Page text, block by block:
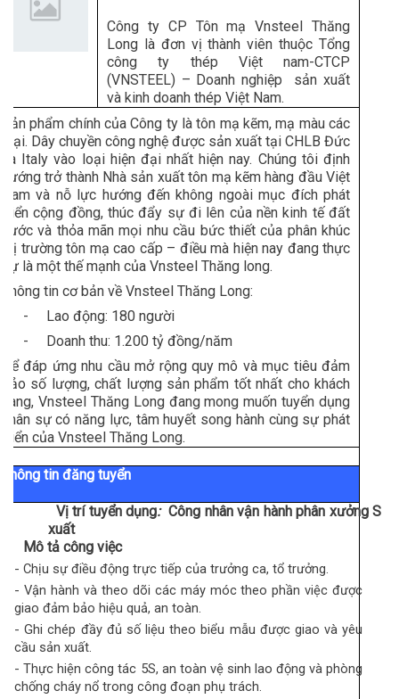
Công ty CP Tôn mạ Vnsteel Thăng
Long là đơn vị thành viên thuộc Tổng
công ty thép Việt nam-CTCP
(VNSTEEL) – Doanh nghiệp sản xuất
và kinh doanh thép Việt Nam.
Sản phẩm chính của Công ty là tôn mạ kẽm, mạ màu các
loại. Dây chuyền công nghệ được sản xuất tại CHLB Đức
và Italy vào loại hiện đại nhất hiện nay. Chúng tôi định
hướng trở thành Nhà sản xuất tôn mạ kẽm hàng đầu Việt
Nam và nỗ lực hướng đến không ngoài mục đích phát
triển cộng đồng, thúc đẩy sự đi lên của nền kinh tế đất
nước và thỏa mãn mọi nhu cầu bức thiết của phân khúc
thị trường tôn mạ cao cấp – điều mà hiện nay đang thực
sự là một thế mạnh của Vnsteel Thăng long.
Thông tin cơ bản về Vnsteel Thăng Long:
-
Lao động: 180 người
-
Doanh thu: 1.200 tỷ đồng/năm
Để đáp ứng nhu cầu mở rộng quy mô và mục tiêu đảm
bảo số lượng, chất lượng sản phẩm tốt nhất cho khách
hàng, Vnsteel Thăng Long đang mong muốn tuyển dụng
nhân sự có năng lực, tâm huyết song hành cùng sự phát
triển của Vnsteel Thăng Long.
Thông tin đăng tuyển
Vị trí tuyển dụng: Công nhân vận hành phân xưởng Sản
xuất
Mô tả công việc
- Chịu sự điều động trực tiếp của trưởng ca, tổ trưởng.
- Vận hành và theo dõi các máy móc theo phần việc được
giao đảm bảo hiệu quả, an toàn.
- Ghi chép đầy đủ số liệu theo biểu mẫu được giao và yêu
cầu sản xuất.
- Thực hiện công tác 5S, an toàn vệ sinh lao động và phòng
chống cháy nổ trong công đoạn phụ trách.